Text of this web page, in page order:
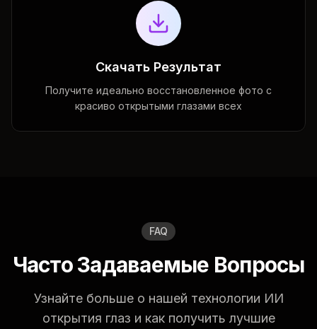
Скачать Результат
Получите идеально восстановленное фото с
красиво открытыми глазами всех
FAQ
Часто Задаваемые Вопросы
Узнайте больше о нашей технологии ИИ
открытия глаз и как получить лучшие